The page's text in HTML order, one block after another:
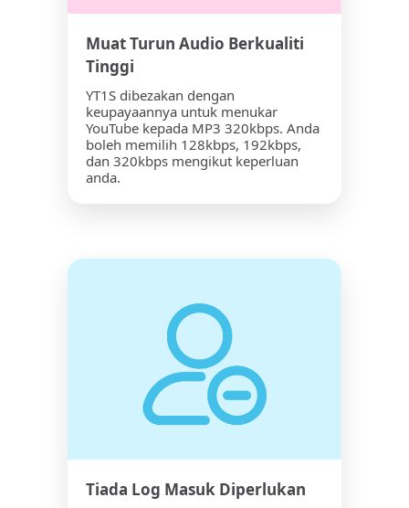
Muat Turun Audio Berkualiti
Tinggi
YT1S dibezakan dengan
keupayaannya untuk menukar
YouTube kepada MP3 320kbps. Anda
boleh memilih 128kbps, 192kbps,
dan 320kbps mengikut keperluan
anda.
Tiada Log Masuk Diperlukan